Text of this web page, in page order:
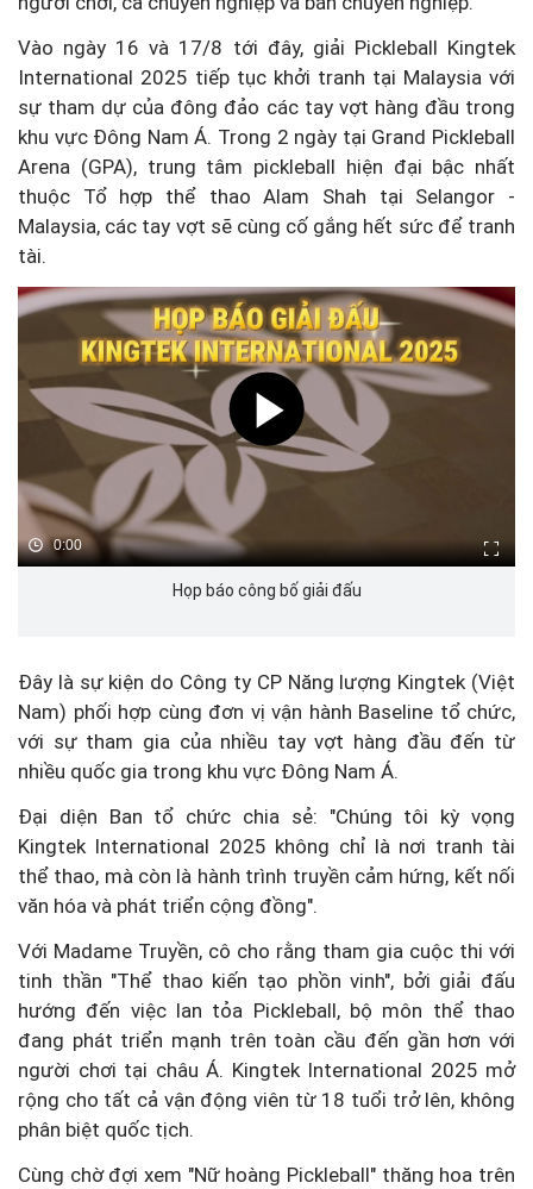
Vào ngày 16 và 17/8 tới đây, giải Pickleball Kingtek
International 2025 tiếp tục khởi tranh tại Malaysia với
sự tham dự của đông đảo các tay vợt hàng đầu trong
khu vực Đông Nam Á. Trong 2 ngày tại Grand Pickleball
Arena (GPA), trung tâm pickleball hiện đại bậc nhất
thuộc Tổ hợp thể thao Alam Shah tại Selangor -
Malaysia, các tay vợt sẽ cùng cố gắng hết sức để tranh
tài.
0:00
Họp báo công bố giải đấu
Đây là sự kiện do Công ty CP Năng lượng Kingtek (Việt
Nam) phối hợp cùng đơn vị vận hành Baseline tổ chức,
với sự tham gia của nhiều tay vợt hàng đầu đến từ
nhiều quốc gia trong khu vực Đông Nam Á.
Đại diện Ban tổ chức chia sẻ: "Chúng tôi kỳ vọng
Kingtek International 2025 không chỉ là nơi tranh tài
thể thao, mà còn là hành trình truyền cảm hứng, kết nối
văn hóa và phát triển cộng đồng".
Với Madame Truyền, cô cho rằng tham gia cuộc thi với
tinh thần "Thể thao kiến tạo phồn vinh", bởi giải đấu
hướng đến việc lan tỏa Pickleball, bộ môn thể thao
đang phát triển mạnh trên toàn cầu đến gần hơn với
người chơi tại châu Á. Kingtek International 2025 mở
rộng cho tất cả vận động viên từ 18 tuổi trở lên, không
phân biệt quốc tịch.
Cùng chờ đợi xem "Nữ hoàng Pickleball" thăng hoa trên